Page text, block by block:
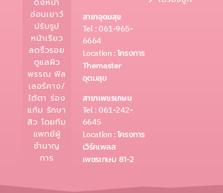
ดึงหน้า
อ่อนเยาว์
ปรับรูป
หน้าเรียว
ลดริ้วรอย
ดูแลผิว
พรรณ ฟิล
เลอร์คาง/
ใต้ตา ร่อง
แก้ม รักษา
สิว โดยทีม
แพทย์ผู้
ชำนาญ
การ
สาขาอุดมสุข
Tel : 061-965-
6664
Location :โครงการ
Themaster
อุดมสุข
สาขาเพชรเกษม
Tel : 061-242-
6645
Location :โครงการ
เวิร์คเพลส
เพชรเกษม 81-2